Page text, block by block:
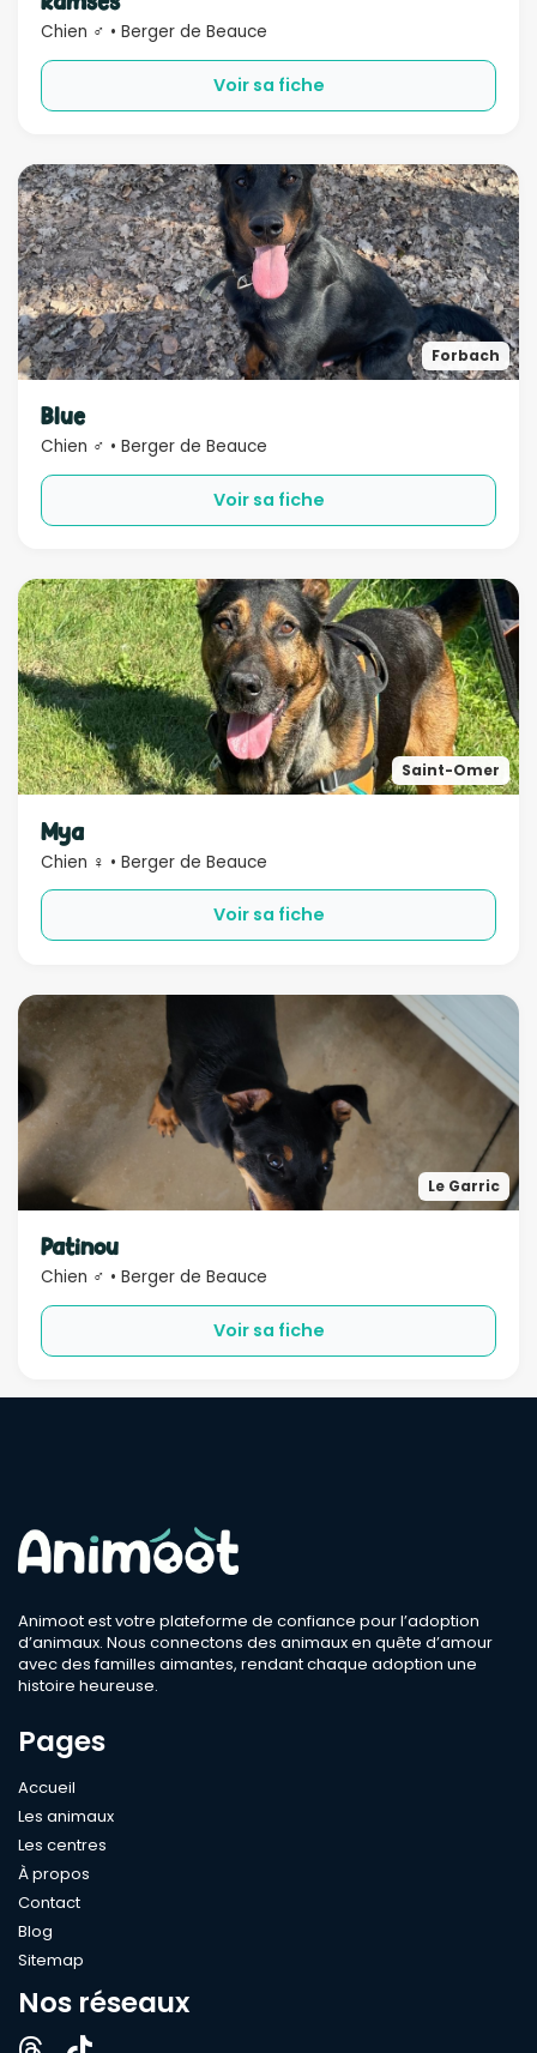
Chien ♂ • Berger de Beauce
Voir sa fiche
Forbach
Blue
Chien ♂ • Berger de Beauce
Voir sa fiche
Saint-Omer
Mya
Chien ♀ • Berger de Beauce
Voir sa fiche
Le Garric
Patinou
Chien ♂ • Berger de Beauce
Voir sa fiche
Animoot est votre plateforme de confiance pour l’adoption
d’animaux. Nous connectons des animaux en quête d’amour
avec des familles aimantes, rendant chaque adoption une
histoire heureuse.
Pages
Accueil
Les animaux
Les centres
À propos
Contact
Blog
Sitemap
Nos réseaux